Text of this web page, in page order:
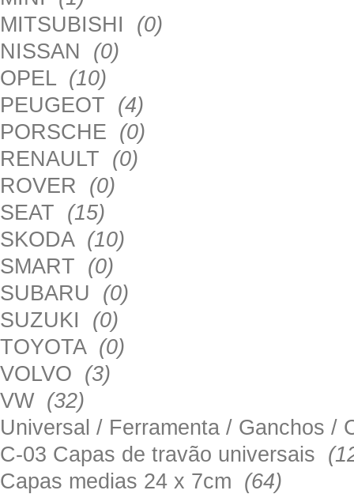
MITSUBISHI (0)
NISSAN (0)
OPEL (10)
PEUGEOT (4)
PORSCHE (0)
RENAULT (0)
ROVER (0)
SEAT (15)
SKODA (10)
SMART (0)
SUBARU (0)
SUZUKI (0)
TOYOTA (0)
VOLVO (3)
VW (32)
Universal / Ferramenta / Ganchos
C-03 Capas de travão universais
Capas medias 24 x 7cm (64)